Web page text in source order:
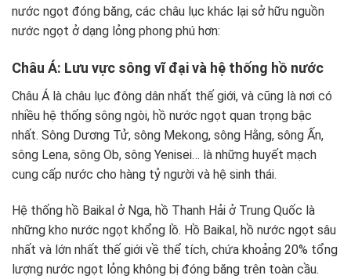
nước ngọt đóng băng, các châu lục khác lại sở hữu nguồn
nước ngọt ở dạng lỏng phong phú hơn:
Châu Á: Lưu vực sông vĩ đại và hệ thống hồ nước
Châu Á là châu lục đông dân nhất thế giới, và cũng là nơi có
nhiều hệ thống sông ngòi, hồ nước ngọt quan trọng bậc
nhất. Sông Dương Tử, sông Mekong, sông Hằng, sông Ấn,
sông Lena, sông Ob, sông Yenisei… là những huyết mạch
cung cấp nước cho hàng tỷ người và hệ sinh thái.
Hệ thống hồ Baikal ở Nga, hồ Thanh Hải ở Trung Quốc là
những kho nước ngọt khổng lồ. Hồ Baikal, hồ nước ngọt sâu
nhất và lớn nhất thế giới về thể tích, chứa khoảng 20% tổng
lượng nước ngọt lỏng không bị đóng băng trên toàn cầu.